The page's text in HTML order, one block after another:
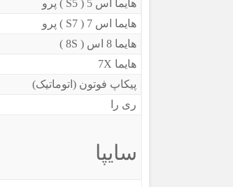
هایما اس 5 ( S5 ) پرو
هایما اس 7 ( S7 ) پرو
هایما 8 اس ( 8S )
هایما 7X
پیکاپ فوتون (اتوماتیک)
ری را
سایپا